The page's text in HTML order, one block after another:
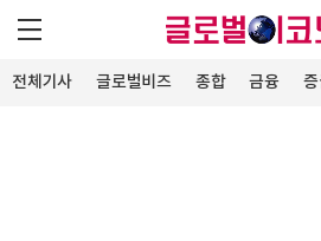
전체기사 글로벌비즈 종합 금융